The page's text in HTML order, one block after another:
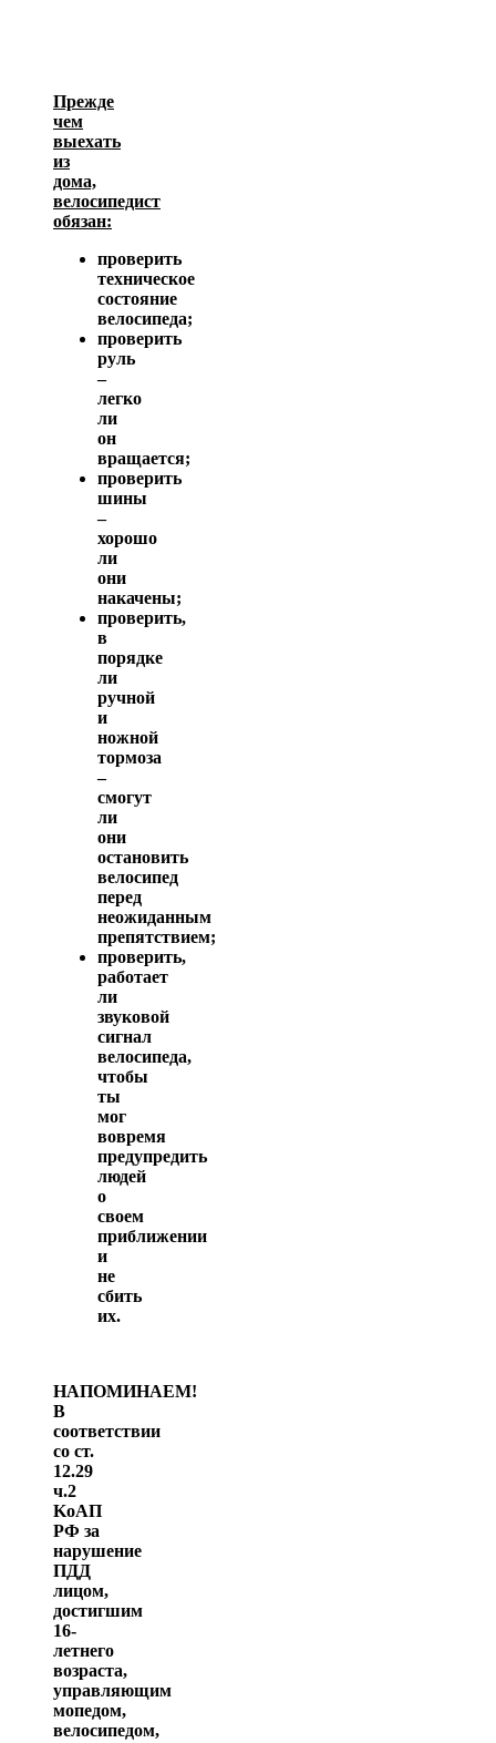
Прежде
чем
выехать
из
дома,
велосипедист
обязан:
проверить
техническое
состояние
велосипеда;
проверить
руль
–
легко
ли
он
вращается;
проверить
шины
–
хорошо
ли
они
накачены;
проверить,
в
порядке
ли
ручной
и
ножной
тормоза
–
смогут
ли
они
остановить
велосипед
перед
неожиданным
препятствием;
проверить,
работает
ли
звуковой
сигнал
велосипеда,
чтобы
ты
мог
вовремя
предупредить
людей
о
своем
приближении
и
не
сбить
их.
НАПОМИНАЕМ!
В
соответствии
со ст.
12.29
ч.2
KоАП
РФ за
нарушение
ПДД
лицом,
достигшим
16-
летнего
возраста,
управляющим
мопедом,
велосипедом,